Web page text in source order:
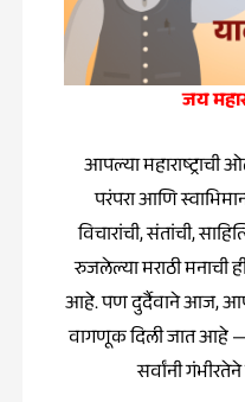
जय
आपल्या महाराष्ट्राची
परंपरा आणि
विचारांची, संतांची,
रुजलेल्या मराठी मनाची
आहे. पण दुर्दैवाने आज,
वागणूक दिली जात आहे
सर्वांनी